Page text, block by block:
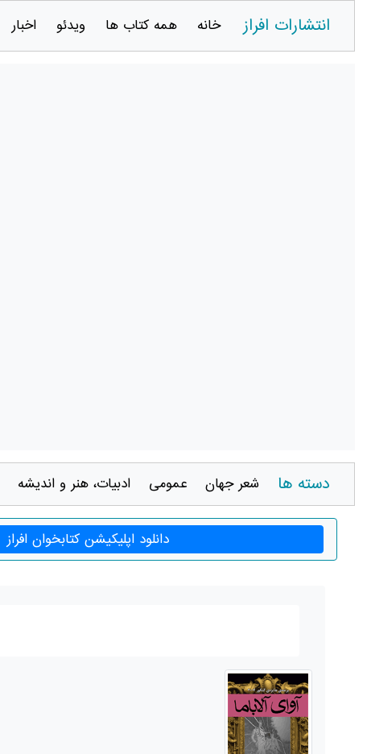
انتشارات افراز خانه همه کتاب ها ویدئو اخبار
دسته ها شعر جهان عمومی ادبيات، هنر و انديشه
دانلود اپلیکیشن کتابخوان افراز